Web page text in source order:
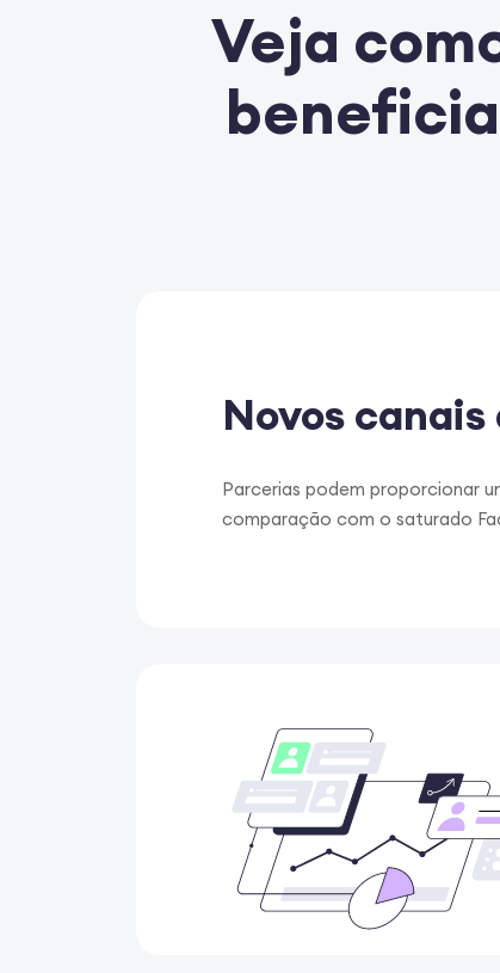
Veja
Novos
Parcerias podem proporcionar
comparação com o saturado